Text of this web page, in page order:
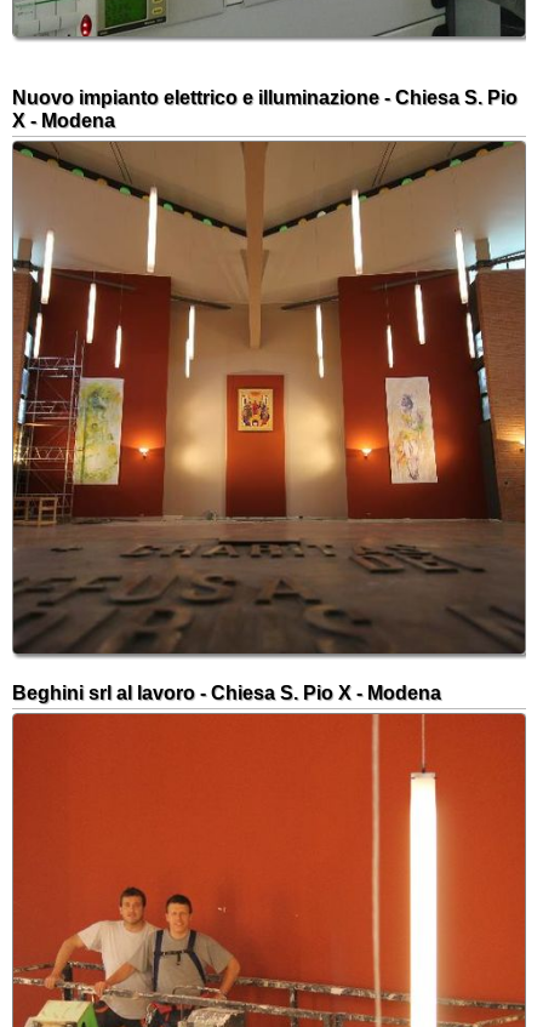
Nuovo impianto elettrico e illuminazione - Chiesa S. Pio
X - Modena
Beghini srl al lavoro - Chiesa S. Pio X - Modena